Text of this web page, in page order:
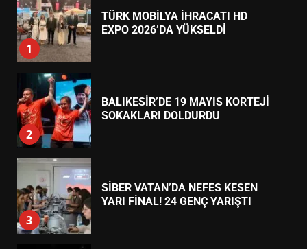
1
TÜRK MOBİLYA İHRACATI HD
EXPO 2026’DA YÜKSELDİ
2
BALIKESİR’DE 19 MAYIS KORTEJİ
SOKAKLARI DOLDURDU
3
SİBER VATAN’DA NEFES KESEN
YARI FİNAL! 24 GENÇ YARIŞTI